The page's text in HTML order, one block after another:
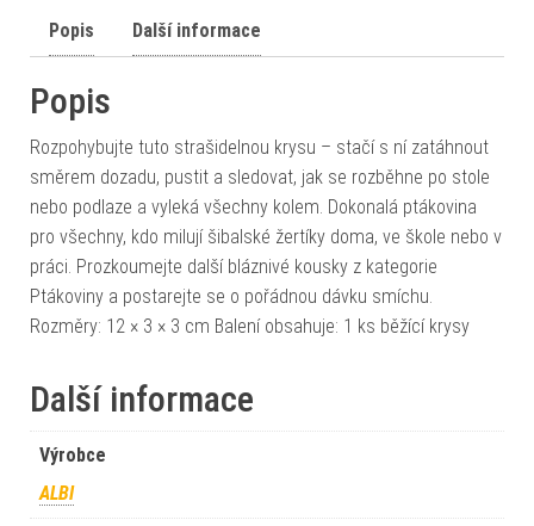
Popis Další informace
Popis
Rozpohybujte tuto strašidelnou krysu – stačí s ní zatáhnout
směrem dozadu, pustit a sledovat, jak se rozběhne po stole
nebo podlaze a vyleká všechny kolem. Dokonalá ptákovina
pro všechny, kdo milují šibalské žertíky doma, ve škole nebo v
práci. Prozkoumejte další bláznivé kousky z kategorie
Ptákoviny a postarejte se o pořádnou dávku smíchu.
Rozměry: 12 × 3 × 3 cm Balení obsahuje: 1 ks běžící krysy
Další informace
Výrobce
ALBI